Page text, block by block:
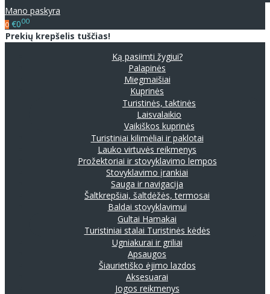
Mano paskyra
0 €000
Prekių krepšelis tuščias!
Ką pasiimti žygiui?
Palapinės
Miegmaišiai
Kuprinės
Turistinės, taktinės
Laisvalaikio
Vaikiškos kuprinės
Turistiniai kilimėliai ir paklotai
Lauko virtuvės reikmenys
Prožektoriai ir stovyklavimo lempos
Stovyklavimo įrankiai
Sauga ir navigacija
Šaltkrepšiai, šaltdėžės, termosai
Baldai stovyklavimui
Gultai Hamakai
Turistiniai stalai Turistinės kėdės
Ugniakurai ir griliai
Apsaugos
Šiaurietiško ėjimo lazdos
Aksesuarai
Jogos reikmenys